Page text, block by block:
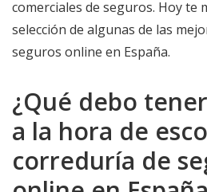
comerciales de seguros. Hoy te
selección de algunas de las
seguros online en España.
¿Qué debo
a la hora de
correduría de